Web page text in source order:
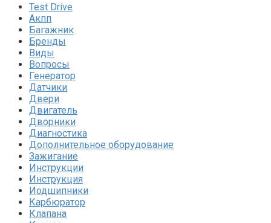
Test Drive
Акпп
Багажник
Бренды
Виды
Вопросы
Генератор
Датчики
Двери
Двигатель
Дворники
Диагностика
Дополнительное оборудование
Зажигание
Инструкции
Инструкция
Иодшипники
Карбюратор
Клапана